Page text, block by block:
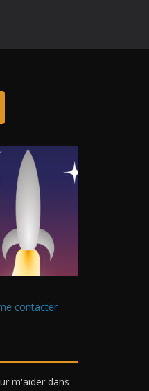
contacter
m'aider dans